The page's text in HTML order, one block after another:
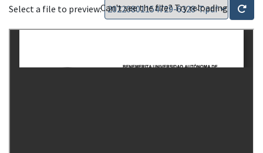
Select a file to preview:Can't see the file? Try reloading